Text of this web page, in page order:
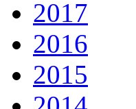
2017
2016
2015